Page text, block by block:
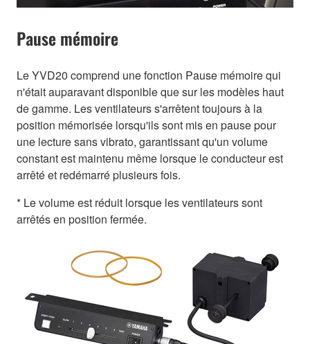
Pause mémoire
Le YVD20 comprend une fonction Pause mémoire qui
n'était auparavant disponible que sur les modèles haut
de gamme. Les ventilateurs s'arrêtent toujours à la
position mémorisée lorsqu'ils sont mis en pause pour
une lecture sans vibrato, garantissant qu'un volume
constant est maintenu même lorsque le conducteur est
arrêté et redémarré plusieurs fois.
* Le volume est réduit lorsque les ventilateurs sont
arrêtés en position fermée.